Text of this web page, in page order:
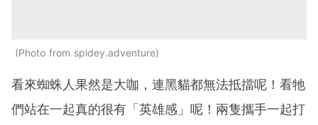
Photo from spidey.adventure
看來蜘蛛人果然是大咖，連黑貓都無法抵擋呢！看牠
們站在一起真的很有「英雄感」呢！兩隻攜手一起打